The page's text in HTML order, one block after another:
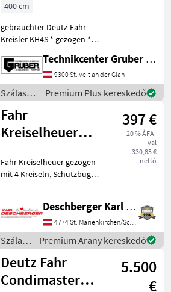
400 cm
gebrauchter Deutz-Fahr
Kreisler KH4S * gezogen *
BASTLEROBJEKT
Szálastakarmány
betakarítók Rendkezelő
Technikcenter Gruber GmbH
9300 St. Veit an der Glan
Szálastakarmány
betakarítók
/ Deutz
Fahr
Premium Plus kereskedő
Fahr
Kreiselheuer
397 €
20 % ÁFA-
val
330,83 €
nettó
Fahr Kreiselheuer gezogen
mit 4 Kreiseln, Schutzbügel
Christian Vontatott
rendkezelő, Védőkorlát
Szálastakarmány bet
Deschberger Karl Landtechnik GesmbH & Co KG
4774 St. Marienkirchen/Schärding
Szálastakarmány
betakarítók
/ Deutz
Fahr
Premium Arany kereskedő
Deutz Fahr
Condimaster
5.500
€